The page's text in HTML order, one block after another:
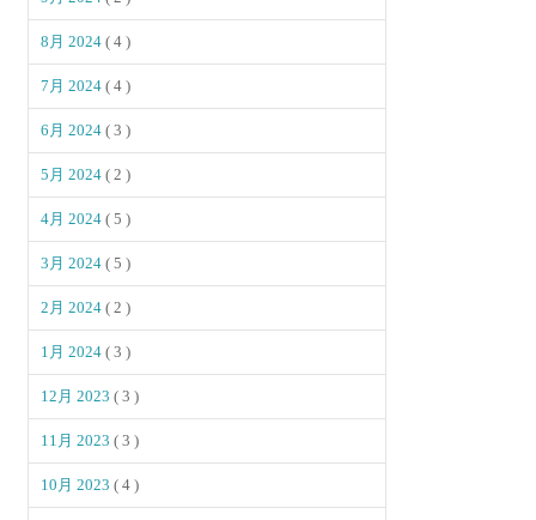
8月 2024( 4 )
7月 2024( 4 )
6月 2024( 3 )
5月 2024( 2 )
4月 2024( 5 )
3月 2024( 5 )
2月 2024( 2 )
1月 2024( 3 )
12月 2023( 3 )
11月 2023( 3 )
10月 2023( 4 )